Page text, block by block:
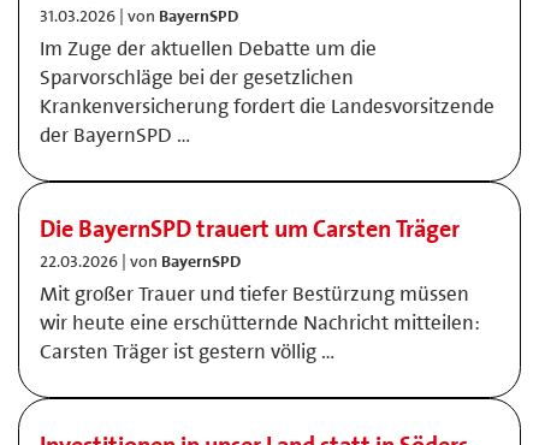
31.03.2026 | von BayernSPD
Im Zuge der aktuellen Debatte um die
Sparvorschläge bei der gesetzlichen
Krankenversicherung fordert die Landesvorsitzende
der BayernSPD …
Die BayernSPD trauert um Carsten Träger
22.03.2026 | von BayernSPD
Mit großer Trauer und tiefer Bestürzung müssen
wir heute eine erschütternde Nachricht mitteilen:
Carsten Träger ist gestern völlig …